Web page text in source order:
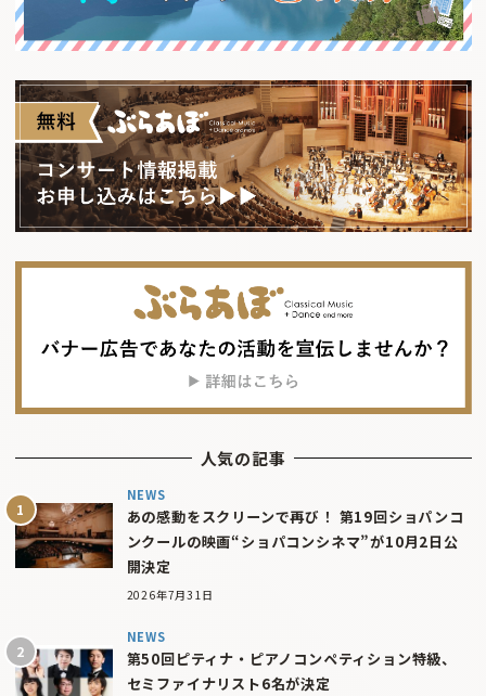
人気の記事
NEWS
あの感動をスクリーンで再び！ 第19回ショパンコ
ンクールの映画“ショパコンシネマ”が10月2日公
開決定
2026年7月31日
NEWS
第50回ピティナ・ピアノコンペティション特級、
セミファイナリスト6名が決定